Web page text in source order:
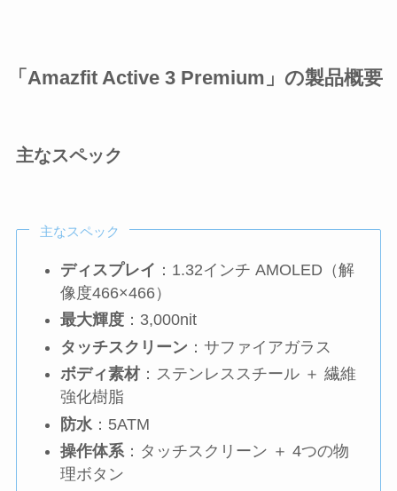
「Amazfit Active 3 Premium」の製品概要
主なスペック
主なスペック
ディスプレイ ：1.32インチ AMOLED（解
像度466×466）
最大輝度 ：3,000nit
タッチスクリーン ：サファイアガラス
ボディ素材：ステンレススチール ＋ 繊維
強化樹脂
防水 ：5ATM
操作体系：タッチスクリーン ＋ 4つの物
理ボタン